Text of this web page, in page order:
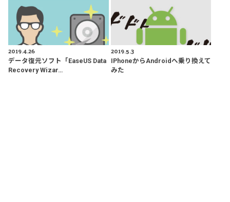
2019.4.26
データ復元ソフト「EaseUS Data
Recovery Wizar…
2019.5.3
IPhoneからAndroidへ乗り換えて
みた